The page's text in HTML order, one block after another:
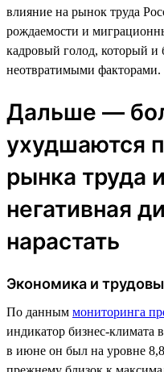
влияние на рынок труда
рождаемости и
кадровый голод, который и
неотвратимыми факторами.
Дальше —
ухудшаются
рынка труда
негативная
нарастать
Экономика и
По данным мониторинга
индикатор бизнес-климата
в июне он был на уровне